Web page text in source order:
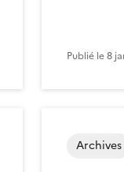
Publié le8
Archives